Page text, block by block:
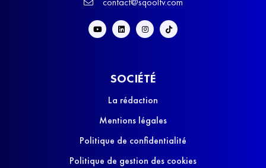
SOCIÉTÉ
La rédaction
Mentions légales
Politique de confidentialité
Politique de gestion des cookies